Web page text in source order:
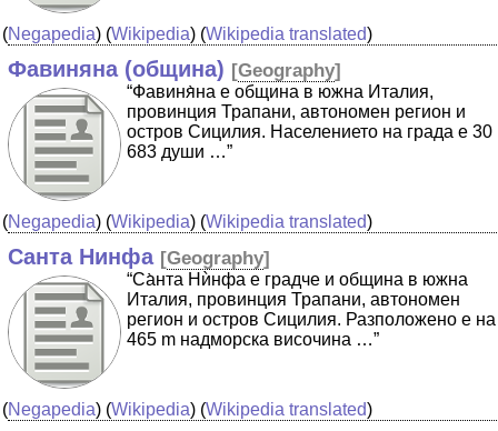
(Negapedia) (Wikipedia) (Wikipedia translated)
Фавиняна (община) [Geography]
“Фавиня̀на е община в южна Италия,
провинция Трапани, автономен регион и
остров Сицилия. Населението на града е 30
683 души …”
(Negapedia) (Wikipedia) (Wikipedia translated)
Санта Нинфа [Geography]
“Са̀нта Нѝнфа е градче и община в южна
Италия, провинция Трапани, автономен
регион и остров Сицилия. Разположено е на
465 m надморска височина …”
(Negapedia) (Wikipedia) (Wikipedia translated)